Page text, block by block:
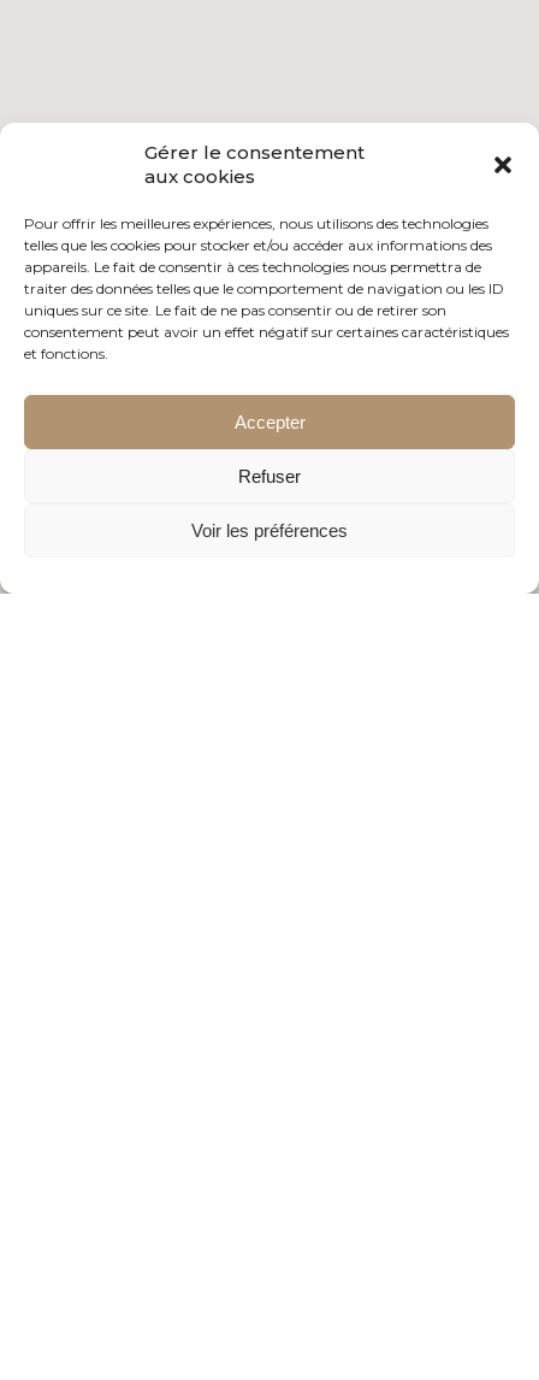
Gérer le consentement
aux cookies
Pour offrir les meilleures expériences, nous utilisons des technologies
telles que les cookies pour stocker et/ou accéder aux informations des
appareils. Le fait de consentir à ces technologies nous permettra de
traiter des données telles que le comportement de navigation ou les ID
uniques sur ce site. Le fait de ne pas consentir ou de retirer son
consentement peut avoir un effet négatif sur certaines caractéristiques
et fonctions.
Accepter
Refuser
Voir les préférences